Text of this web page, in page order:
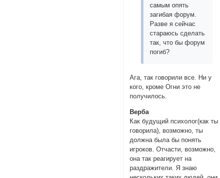
самым опять
загибая форум.
Разве я сейчас
стараюсь сделать
так, что бы форум
погиб?
Ага, так говорили все. Ни у
кого, кроме Огни это не
получилось.
Верба
Как будущий психолог(как ты
говорила), возможно, ты
должна была бы понять
игроков. Отчасти, возможно,
она так реагирует на
раздражители. Я знаю